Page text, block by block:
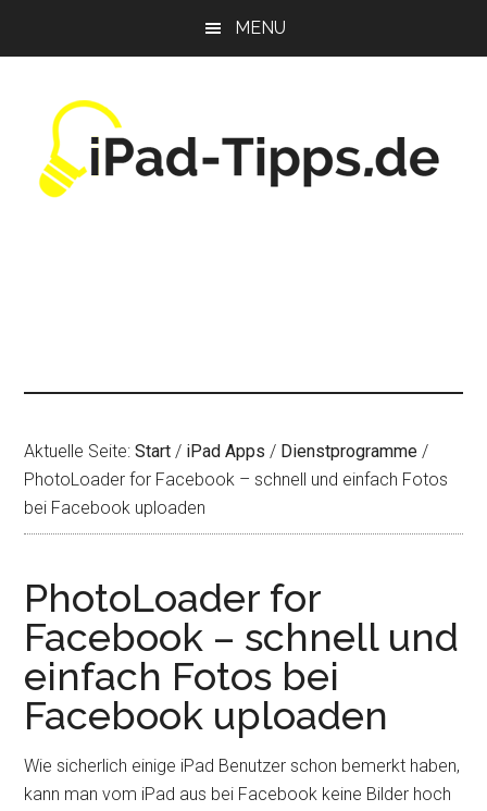
MENU
Aktuelle Seite:Start / iPad Apps / Dienstprogramme /
PhotoLoader for Facebook – schnell und einfach Fotos
bei Facebook uploaden
PhotoLoader for
Facebook – schnell und
einfach Fotos bei
Facebook uploaden
Wie sicherlich einige iPad Benutzer schon bemerkt haben,
kann man vom iPad aus bei Facebook keine Bilder hoch